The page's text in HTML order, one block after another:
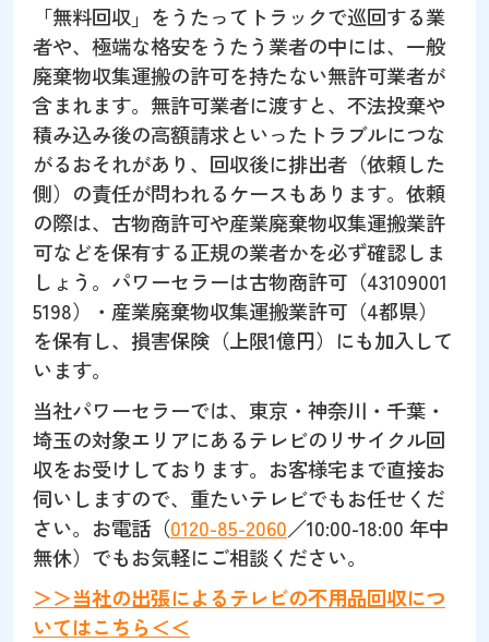
「無料回収」をうたってトラックで巡回する業
者や、極端な格安をうたう業者の中には、一般
廃棄物収集運搬の許可を持たない無許可業者が
含まれます。無許可業者に渡すと、不法投棄や
積み込み後の高額請求といったトラブルにつな
がるおそれがあり、回収後に排出者（依頼した
側）の責任が問われるケースもあります。依頼
の際は、古物商許可や産業廃棄物収集運搬業許
可などを保有する正規の業者かを必ず確認しま
しょう。パワーセラーは古物商許可（43109001
5198）・産業廃棄物収集運搬業許可（4都県）
を保有し、損害保険（上限1億円）にも加入して
います。
当社パワーセラーでは、東京・神奈川・千葉・
埼玉の対象エリアにあるテレビのリサイクル回
収をお受けしております。お客様宅まで直接お
伺いしますので、重たいテレビでもお任せくだ
さい。お電話（0120-85-2060／10:00-18:00 年中
無休）でもお気軽にご相談ください。
＞＞当社の出張によるテレビの不用品回収につ
いてはこちら＜＜